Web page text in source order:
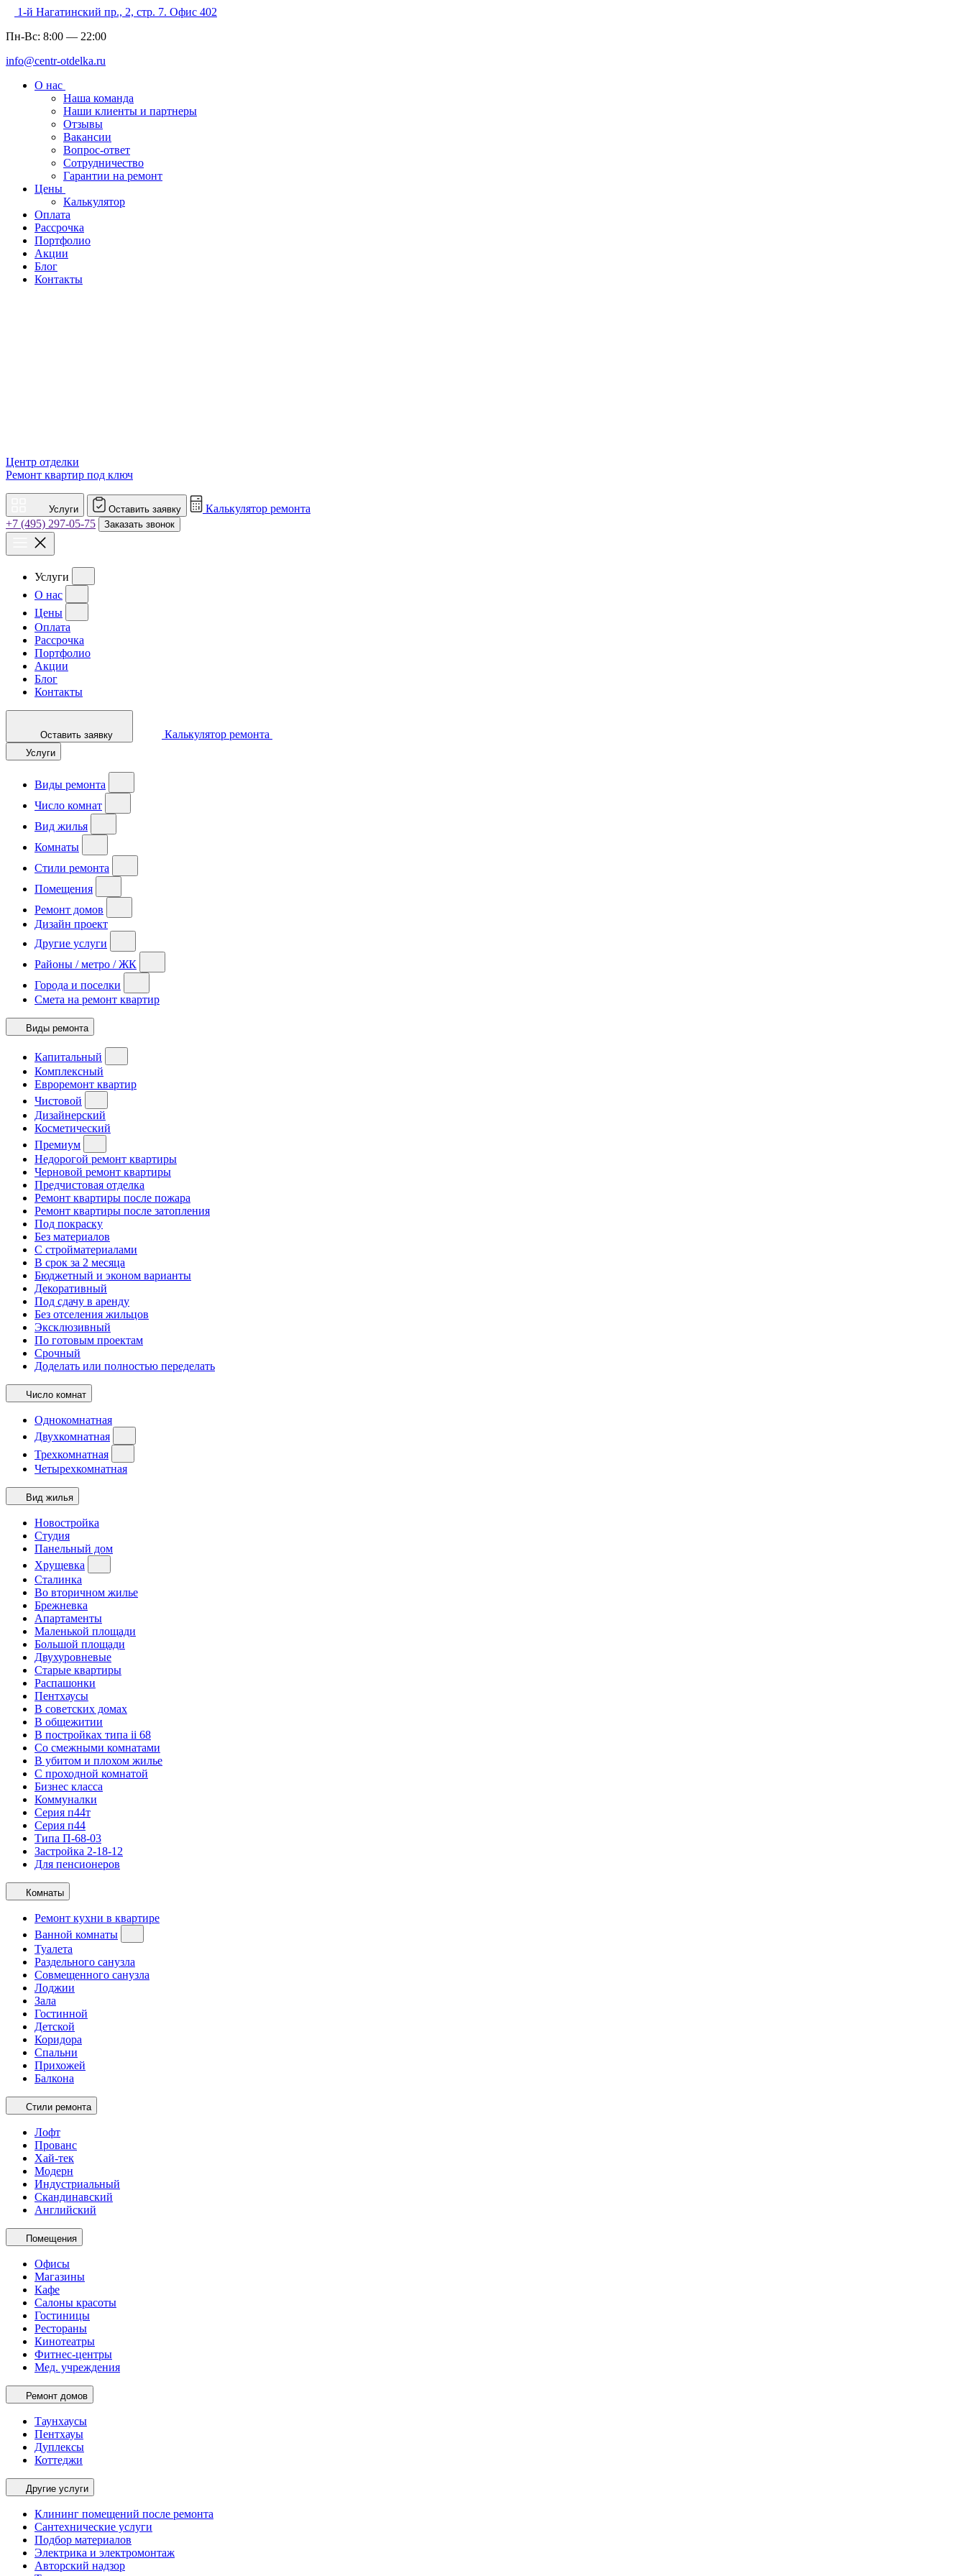
1-й Нагатинский пр., 2, стр. 7. Офис 402
Пн-Вс: 8:00 — 22:00
info@centr-otdelka.ru
О нас
Наша команда
Наши клиенты и партнеры
Отзывы
Вакансии
Вопрос-ответ
Сотрудничество
Гарантии на ремонт
Цены
Калькулятор
Оплата
Рассрочка
Портфолио
Акции
Блог
Контакты
Центр отделки
Ремонт квартир под ключ
Услуги Оставить заявку
Калькулятор ремонта
+7 (495) 297-05-75
Заказать звонок
Услуги
О нас
Цены
Оплата
Рассрочка
Портфолио
Акции
Блог
Контакты
Оставить заявку Калькулятор ремонта
Услуги
Виды ремонта
Число комнат
Вид жилья
Комнаты
Стили ремонта
Помещения
Ремонт домов
Дизайн проект
Другие услуги
Районы / метро / ЖК
Города и поселки
Смета на ремонт квартир
Виды ремонта
Капитальный
Комплексный
Евроремонт квартир
Чистовой
Дизайнерский
Косметический
Премиум
Недорогой ремонт квартиры
Черновой ремонт квартиры
Предчистовая отделка
Ремонт квартиры после пожара
Ремонт квартиры после затопления
Под покраску
Без материалов
С стройматериалами
В срок за 2 месяца
Бюджетный и эконом варианты
Декоративный
Под сдачу в аренду
Без отселения жильцов
Эксклюзивный
По готовым проектам
Срочный
Доделать или полностью переделать
Число комнат
Однокомнатная
Двухкомнатная
Трехкомнатная
Четырехкомнатная
Вид жилья
Новостройка
Студия
Панельный дом
Хрущевка
Сталинка
Во вторичном жилье
Брежневка
Апартаменты
Маленькой площади
Большой площади
Двухуровневые
Старые квартиры
Распашонки
Пентхаусы
В советских домах
В общежитии
В постройках типа ii 68
Со смежными комнатами
В убитом и плохом жилье
С проходной комнатой
Бизнес класса
Коммуналки
Серия п44т
Серия п44
Типа П-68-03
Застройка 2-18-12
Для пенсионеров
Комнаты
Ремонт кухни в квартире
Ванной комнаты
Туалета
Раздельного санузла
Совмещенного санузла
Лоджии
Зала
Гостинной
Детской
Коридора
Спальни
Прихожей
Балкона
Стили ремонта
Лофт
Прованс
Хай-тек
Модерн
Индустриальный
Скандинавский
Английский
Помещения
Офисы
Магазины
Кафе
Салоны красоты
Гостиницы
Рестораны
Кинотеатры
Фитнес-центры
Мед. учреждения
Ремонт домов
Таунхаусы
Пентхауы
Дуплексы
Коттеджи
Другие услуги
Клининг помещений после ремонта
Сантехнические услуги
Подбор материалов
Электрика и электромонтаж
Авторский надзор